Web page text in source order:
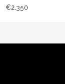
€2.350